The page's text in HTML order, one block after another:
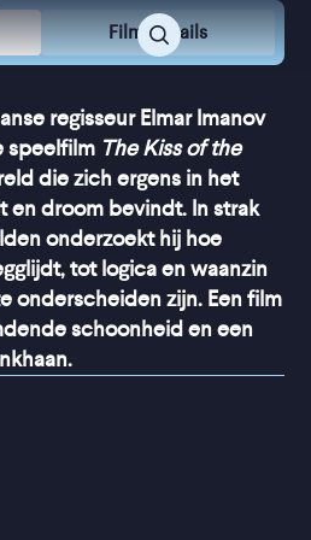
Film Details
regisseur Elmar Imanov
speelfilm The Kiss of the
die zich ergens in het
en droom bevindt. In strak
onderzoekt hij hoe
tot logica en waanzin
onderscheiden zijn. Een film
schoonheid en een